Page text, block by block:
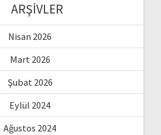
ARŞIVLER
Nisan 2026
Mart 2026
Şubat 2026
Eylül 2024
Ağustos 2024